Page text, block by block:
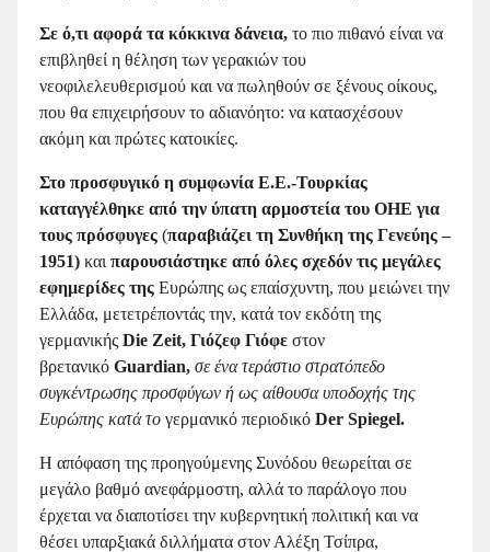
Σε ό,τι αφορά τα κόκκινα δάνεια, το πιο πιθανό είναι να
επιβληθεί η θέληση των γερακιών του
νεοφιλελευθερισμού και να πωληθούν σε ξένους οίκους,
που θα επιχειρήσουν το αδιανόητο: να κατασχέσουν
ακόμη και πρώτες κατοικίες.
Στο προσφυγικό η συμφωνία Ε.Ε.-Τουρκίας
καταγγέλθηκε από την ύπατη αρμοστεία του ΟΗΕ για
τους πρόσφυγες (παραβιάζει τη Συνθήκη της Γενεύης–
1951) και παρουσιάστηκε από όλες σχεδόν τις μεγάλες
εφημερίδες της Ευρώπης ως επαίσχυντη, που μειώνει την
Ελλάδα, μετετρέποντάς την, κατά τον εκδότη της
γερμανικής Die Zeit, Γιόζεφ Γιόφε στον
βρετανικό Guardian, σε ένα τεράστιο στρατόπεδο
συγκέντρωσης προσφύγων ή ως αίθουσα υποδοχής της
Ευρώπης κατά το γερμανικό περιοδικό Der Spiegel.
Η απόφαση της προηγούμενης Συνόδου θεωρείται σε
μεγάλο βαθμό ανεφάρμοστη, αλλά το παράλογο που
έρχεται να διαποτίσει την κυβερνητική πολιτική και να
θέσει υπαρξιακά διλλήματα στον Αλέξη Τσίπρα,